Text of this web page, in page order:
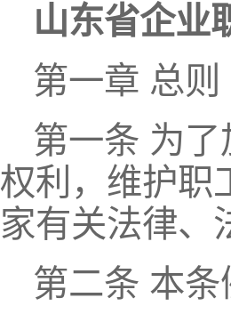
山东省企业
第一章 总则
第一条 为
权利，维护职
家有关法律、
第二条 本